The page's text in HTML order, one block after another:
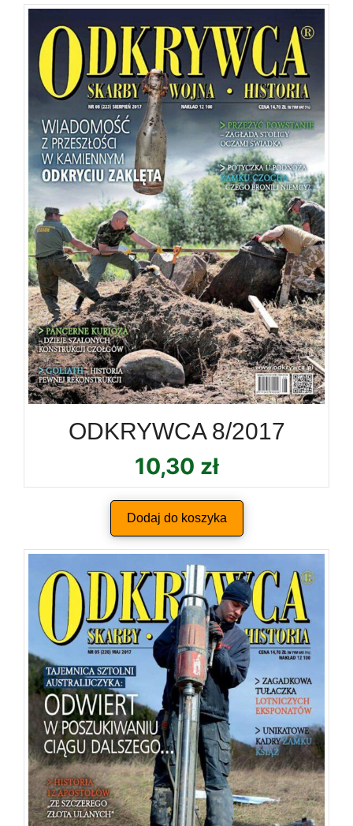
ODKRYWCA 8/2017
10,30 zł
Dodaj do koszyka